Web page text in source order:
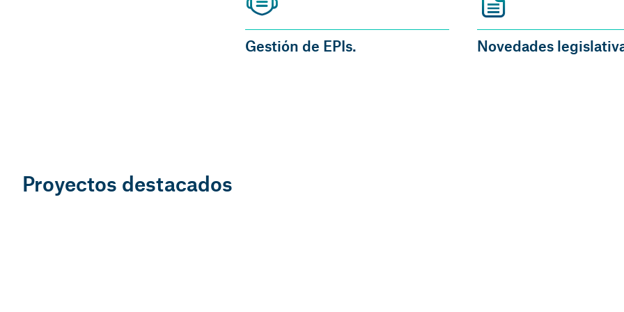
Gestión de EPIs. Novedades
Proyectos destacados